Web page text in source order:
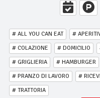
# ALL YOU CAN EAT #
# COLAZIONE
# DOMICILIO
# GRIGLIERIA
# HAMBURGER
# PRANZO DI LAVORO
#
# TRATTORIA